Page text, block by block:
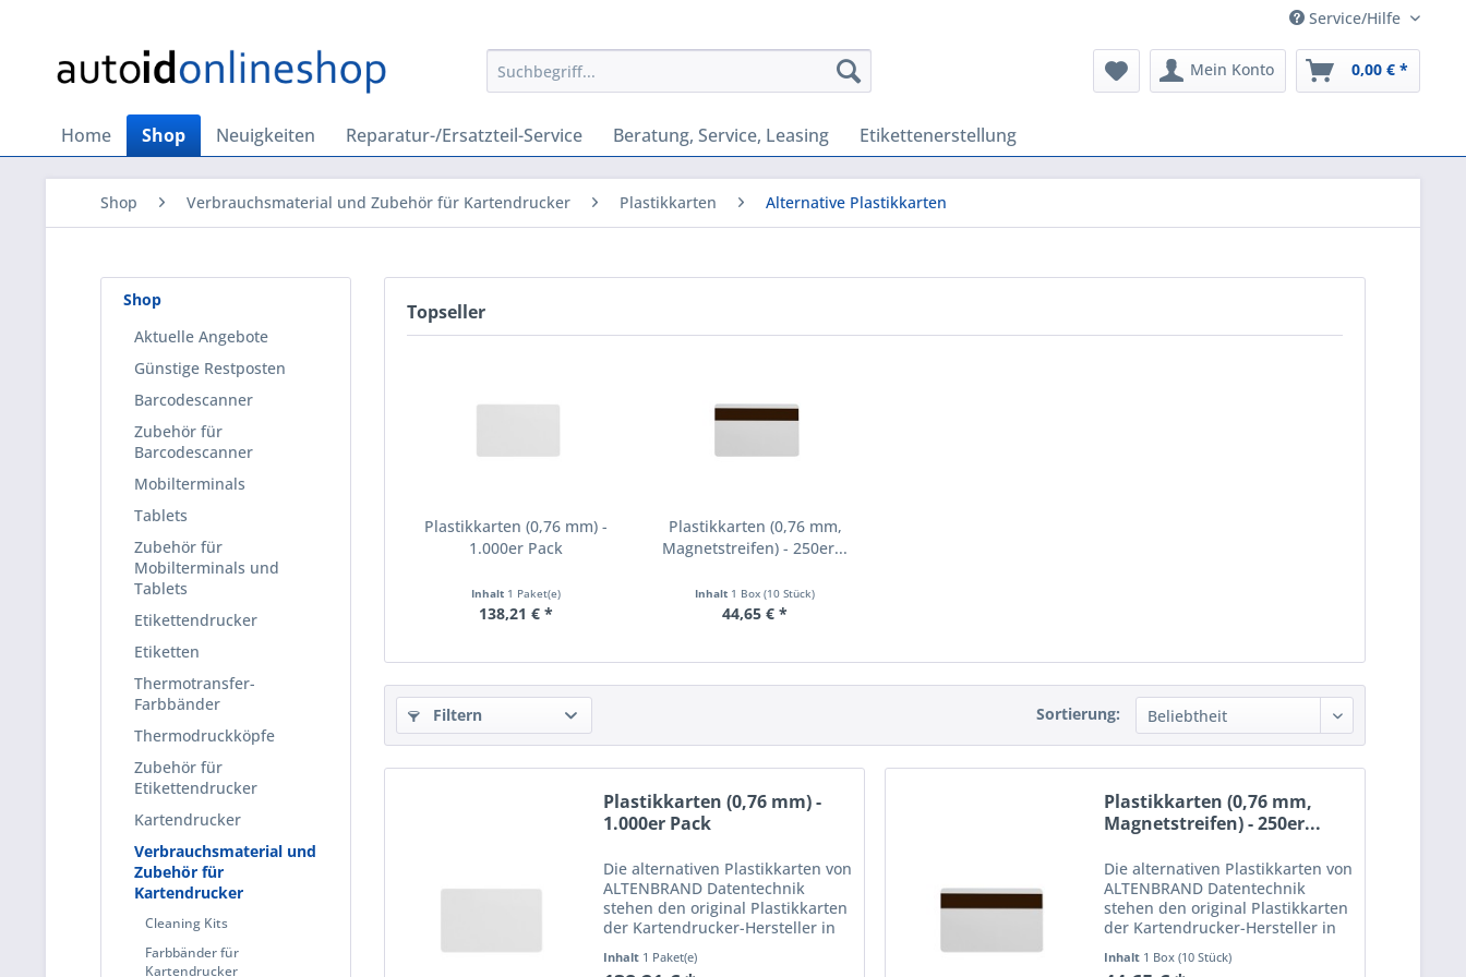
Service/Hilfe
Mein Konto 0,00 € *
Home Shop Neuigkeiten Reparatur-/Ersatzteil-Service Beratung, Service, Leasing Etikettenerstellung
Shop Verbrauchsmaterial und Zubehör für Kartendrucker Plastikkarten Alternative Plastikkarten
Shop
Aktuelle Angebote
Günstige Restposten
Barcodescanner
Zubehör für
Barcodescanner
Mobilterminals
Tablets
Zubehör für
Mobilterminals und
Tablets
Etikettendrucker
Etiketten
Thermotransfer-
Farbbänder
Thermodruckköpfe
Zubehör für
Etikettendrucker
Kartendrucker
Verbrauchsmaterial und
Zubehör für
Kartendrucker
Cleaning Kits
Farbbänder für
Kartendrucker
Topseller
Plastikkarten (0,76 mm) -
1.000er Pack
Inhalt 1 Paket(e)
138,21 € *
Plastikkarten (0,76 mm,
Magnetstreifen) - 250er...
Inhalt 1 Box (10 Stück)
44,65 € *
Filtern Sortierung:
Plastikkarten (0,76 mm) -
1.000er Pack
Die alternativen Plastikkarten von
ALTENBRAND Datentechnik
stehen den original Plastikkarten
der Kartendrucker-Hersteller in
und beschreibbar, optional auch
Inhalt 1 Paket(e)
Plastikkarten (0,76 mm,
Magnetstreifen) - 250er...
Die alternativen Plastikkarten von
ALTENBRAND Datentechnik
stehen den original Plastikkarten
der Kartendrucker-Hersteller in
und beschreibbar, optional auch
Inhalt 1 Box (10 Stück)